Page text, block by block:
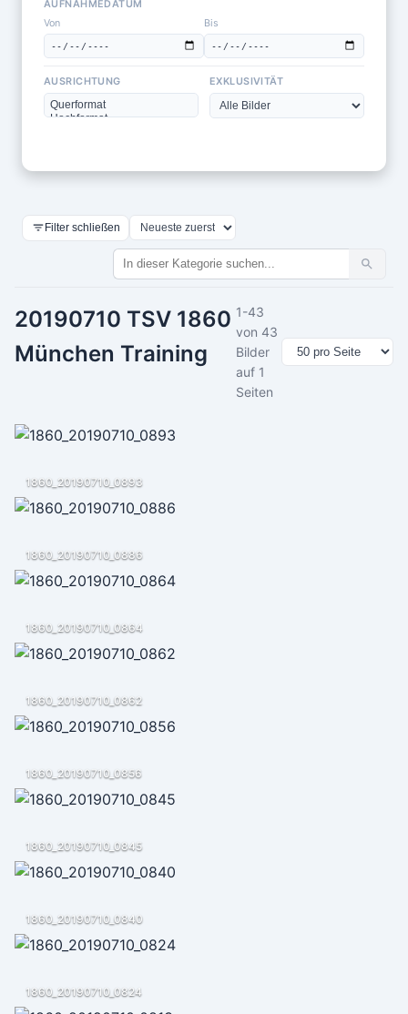
AUFNAHMEDATUM
Von
Bis
AUSRICHTUNG EXKLUSIVITÄT
Filter schließen
20190710 TSV 1860
München Training
1-43
von 43
Bilder
auf 1
Seiten
1860_20190710_0893
1860_20190710_0886
1860_20190710_0864
1860_20190710_0862
1860_20190710_0856
1860_20190710_0845
1860_20190710_0840
1860_20190710_0824